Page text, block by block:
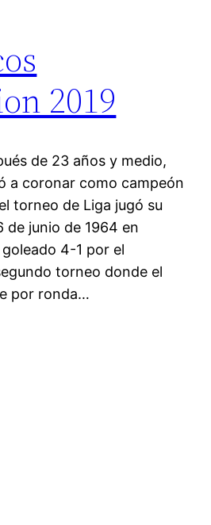
2019
de 23 años y medio,
a coronar como campeón
torneo de Liga jugó su
de junio de 1964 en
4-1 por el
torneo donde el
por ronda…